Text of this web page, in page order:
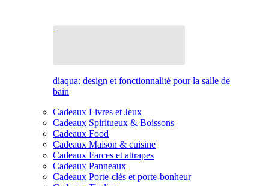
diaqua: design et fonctionnalité pour la salle de
bain
Cadeaux Livres et Jeux
Cadeaux Spiritueux & Boissons
Cadeaux Food
Cadeaux Maison & cuisine
Cadeaux Farces et attrapes
Cadeaux Panneaux
Cadeaux Porte-clés et porte-bonheur